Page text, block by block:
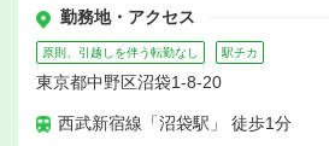
勤務地・アクセス
原則、引越しを伴う転勤なし 駅チカ
東京都中野区沼袋1-8-20
西武新宿線「沼袋駅」 徒歩1分